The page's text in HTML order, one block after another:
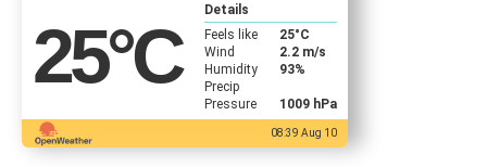
25°C
Details
Feels like
25°C
Wind
2.2 m/s
Humidity
93%
Precip
Pressure
1009 hPa
08:39 Aug 10